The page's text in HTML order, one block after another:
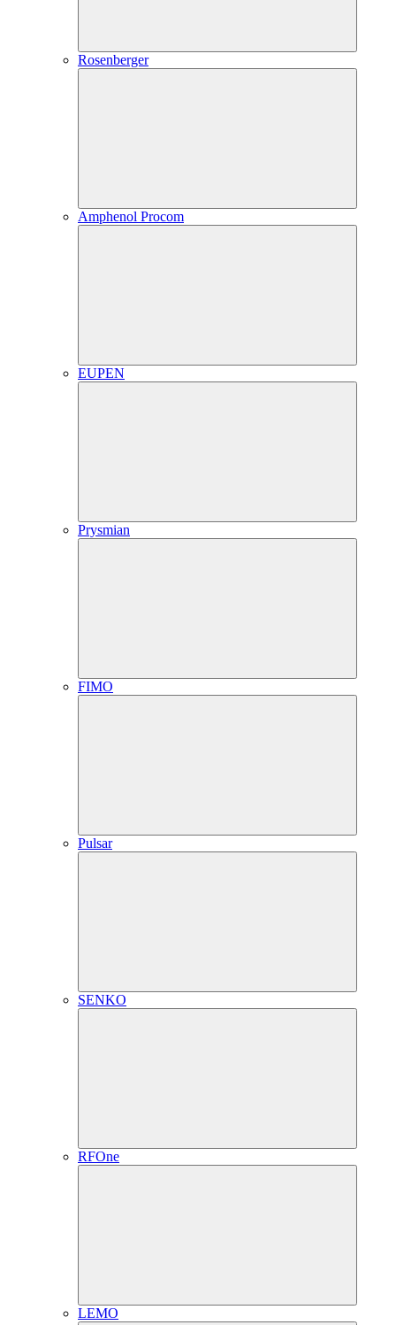
Rosenberger
Amphenol Procom
EUPEN
Prysmian
FIMO
Pulsar
SENKO
RFOne
LEMO